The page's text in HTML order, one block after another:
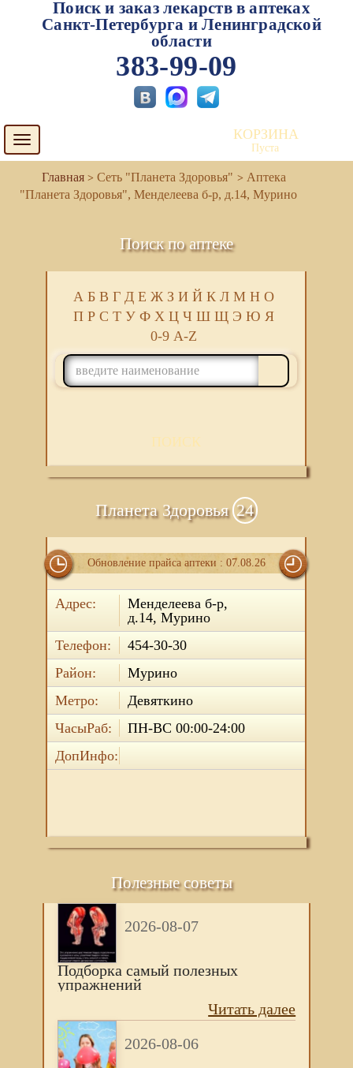
Поиск и заказ лекарств в аптеках
Санкт-Петербурга и Ленинградской
области
383-99-09
Toggle
navigation
КОРЗИНА
Пуста
Сеть "Планета Здоровья"
Аптека
"Планета Здоровья", Менделеева б-р, д.14, Мурино
Поиск по аптеке
А Б В Г Д Е Ж З И Й К Л М Н О
П Р С Т У Ф Х Ц Ч Ш Щ Э Ю Я
0-9 A-Z
ПОИСК
Планета Здоровья 24
Обновление прайса аптеки : 07.08.26
Адрес:
Менделеева б-р,
д.14, Мурино
Телефон:
454-30-30
Район:
Мурино
Метро:
Девяткино
ЧасыРаб:
ПН-ВС 00:00-24:00
ДопИнфо:
Полезные советы
2026-08-07
Подборка самый полезных
упражнений
Читать далее
2026-08-06